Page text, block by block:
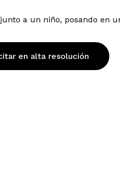
a un niño, posando en
en alta resolución